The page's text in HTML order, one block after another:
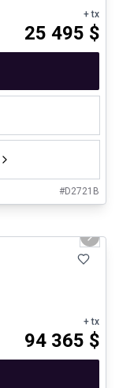
+ tx
25 495 $
#D2721B
Next
+ tx
94 365 $